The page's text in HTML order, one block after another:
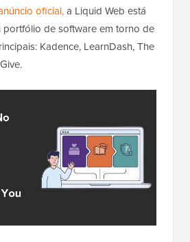
oficial,a Liquid Web está
portfólio de software em torno de
Kadence, LearnDash, The